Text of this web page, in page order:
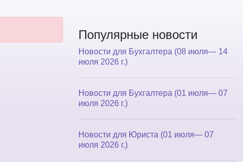
Популярные новости
Новости для Бухгалтера (08 июля— 14
июля 2026 г.)
Новости для Бухгалтера (01 июля— 07
июля 2026 г.)
Новости для Юриста (01 июля— 07
июля 2026 г.)